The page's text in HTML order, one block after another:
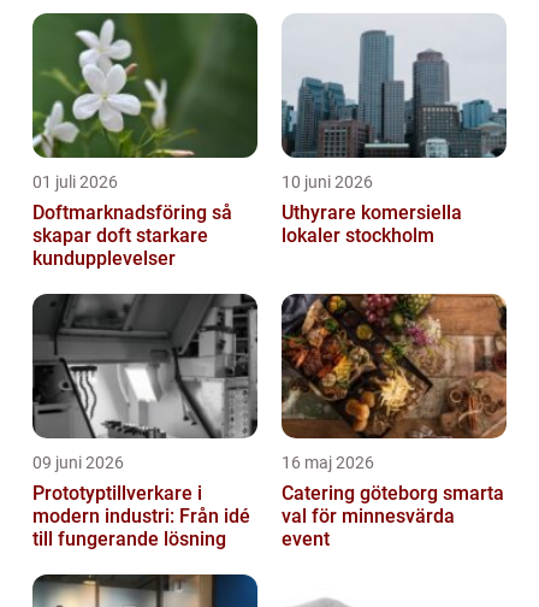
01 juli 2026
Doftmarknadsföring så
skapar doft starkare
kundupplevelser
10 juni 2026
Uthyrare komersiella
lokaler stockholm
09 juni 2026
Prototyptillverkare i
modern industri: Från idé
till fungerande lösning
16 maj 2026
Catering göteborg smarta
val för minnesvärda
event